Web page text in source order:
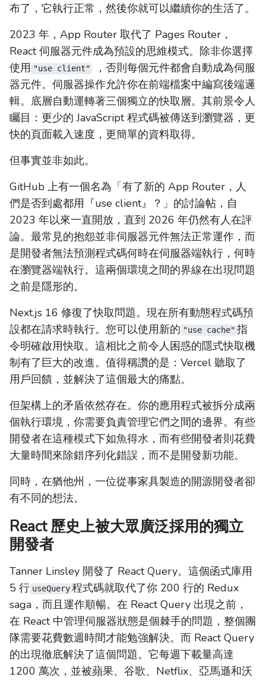
布了，它執行正常，然後你就可以繼續你的生活了。
2023 年，App Router 取代了 Pages Router，
React 伺服器元件成為預設的思維模式。除非你選擇
使用 "use client"
，否則每個元件都會自動成為伺服
器元件。伺服器操作允許你在前端檔案中編寫後端邏
輯。底層自動運轉著三個獨立的快取層。其前景令人
矚目：更少的 JavaScript 程式碼被傳送到瀏覽器，更
快的頁面載入速度，更簡單的資料取得。
但事實並非如此。
GitHub 上有一個名為「有了新的 App Router，人
們是否到處都用『use client』？」的討論帖，自
2023 年以來一直開放，直到 2026 年仍然有人在評
論。最常見的抱怨並非伺服器元件無法正常運作，而
是開發者無法預測程式碼何時在伺服器端執行，何時
在瀏覽器端執行。這兩個環境之間的界線在出現問題
之前是隱形的。
Next.js 16 修復了快取問題。現在所有動態程式碼預
設都在請求時執行。您可以使用新的 "use cache" 指
令明確啟用快取。這相比之前令人困惑的隱式快取機
制有了巨大的改進。值得稱讚的是：Vercel 聽取了
用戶回饋，並解決了這個最大的痛點。
但架構上的矛盾依然存在。你的應用程式被拆分成兩
個執行環境，你需要負責管理它們之間的邊界。有些
開發者在這種模式下如魚得水，而有些開發者則花費
大量時間來除錯序列化錯誤，而不是開發新功能。
同時，在猶他州，一位從事家具製造的開源開發者卻
有不同的想法。
React 歷史上被大眾廣泛採用的獨立
開發者
Tanner Linsley 開發了 React Query。這個函式庫用
5 行 useQuery 程式碼就取代了你 200 行的 Redux
saga，而且運作順暢。在 React Query 出現之前，
在 React 中管理伺服器狀態是個棘手的問題，整個團
隊需要花費數週時間才能勉強解決。而 React Query
的出現徹底解決了這個問題。它每週下載量高達
1200 萬次，並被蘋果、谷歌、Netflix、亞馬遜和沃